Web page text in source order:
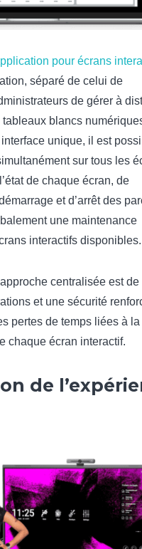
pour écrans
séparé de celui de
de gérer à
blancs
interface unique, il est
sur tous les
de chaque écran, de
et d’arrêt des
une maintenance
interactifs disponibles.
centralisée est
et une sécurité
pertes de temps liées à la
chaque écran interactif.
de